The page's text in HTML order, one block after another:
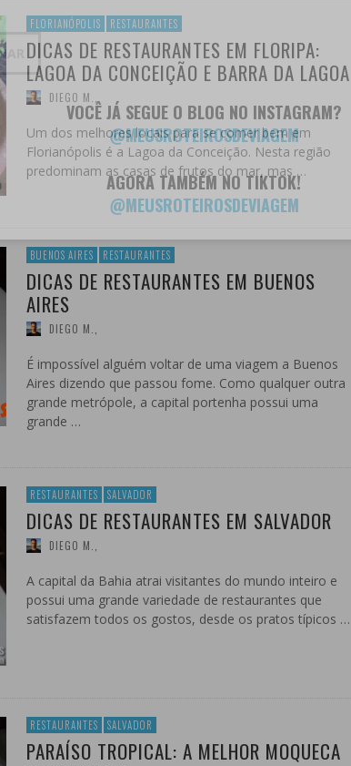
FLORIANÓPOLIS RESTAURANTES
DICAS DE RESTAURANTES EM FLORIPA:
LAGOA DA CONCEIÇÃO E BARRA DA LAGOA
DIEGO M.,
Um dos melhores locais para se comer bem em
Florianópolis é a Lagoa da Conceição. Nesta região
predominam as casas de frutos do mar, mas …
BUENOS AIRES RESTAURANTES
DICAS DE RESTAURANTES EM BUENOS
AIRES
DIEGO M.
É impossível alguém voltar de uma viagem a Buenos
Aires dizendo que passou fome. Como qualquer outra
grande metrópole, a capital portenha possui uma
grande …
RESTAURANTES SALVADOR
DICAS DE RESTAURANTES EM SALVADOR
DIEGO M.
A capital da Bahia atrai visitantes do mundo inteiro e
possui uma grande variedade de restaurantes que
satisfazem todos os gostos, desde os pratos típicos …
RESTAURANTES SALVADOR
PARAÍSO TROPICAL: A MELHOR MOQUECA
VOCÊ JÁ SEGUE O BLOG NO INSTAGRAM?
@MEUSROTEIROSDEVIAGEM
AGORA TAMBÉM NO TIKTOK!
@MEUSROTEIROSDEVIAGEM